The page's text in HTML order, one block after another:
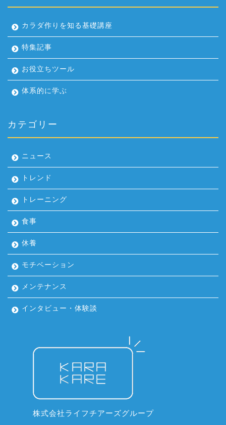
カラダ作りを知る基礎講座
特集記事
お役立ちツール
体系的に学ぶ
カテゴリー
ニュース
トレンド
トレーニング
食事
休養
モチベーション
メンテナンス
インタビュー・体験談
株式会社ライフチアーズグループ